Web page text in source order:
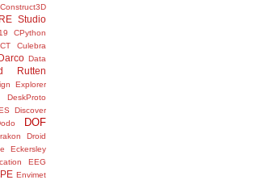
Construct3D
Studio
CPython
CT
Culebra
Data
Rutten
Explorer
DeskProto
Discover
DOF
Droid
Eckersley
EEG
Envimet